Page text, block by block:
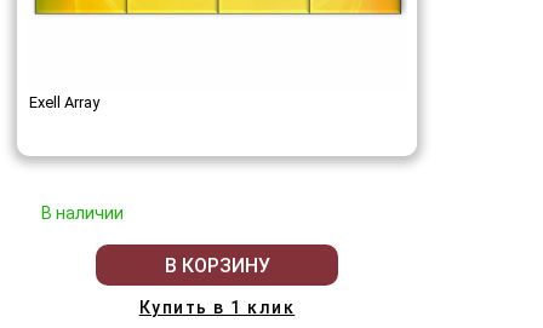
Exell Array
В наличии
В КОРЗИНУ
Купить в 1 клик